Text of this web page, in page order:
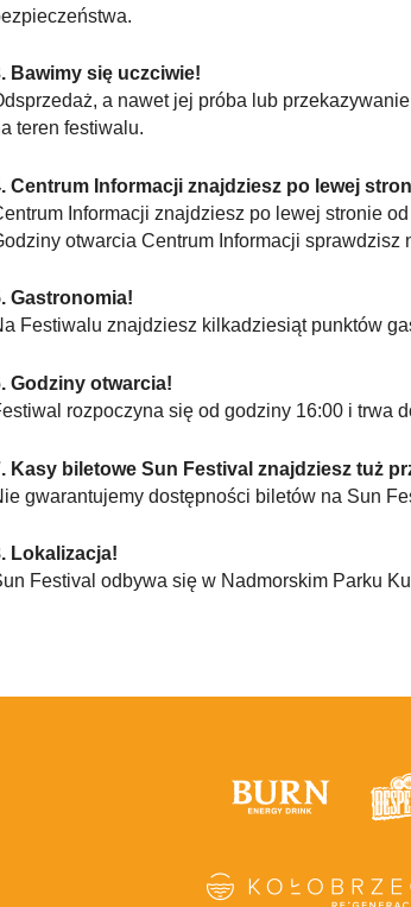
Bawimy się uczciwie!
a nawet jej próba lub
teren festiwalu.
Centrum Informacji znajdziesz po lewej
Informacji znajdziesz po lewej stronie
otwarcia Centrum Informacji sprawdzisz
Gastronomia!
Festiwalu znajdziesz kilkadziesiąt punktów
Godziny otwarcia!
rozpoczyna się od godziny 16:00 i trwa
Kasy biletowe Sun Festival znajdziesz tuż
gwarantujemy dostępności biletów na Sun
Lokalizacja!
Festival odbywa się w Nadmorskim Parku